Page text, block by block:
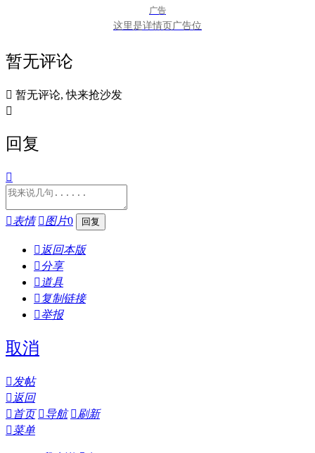
广告
这里是详情页广告位
暂无评论
 暂无评论, 快来抢沙发

回复

表情 图片0
 返回本版
分享
 道具
 复制链接
举报
取消
发帖
 返回
 首页 导航 刷新
菜单